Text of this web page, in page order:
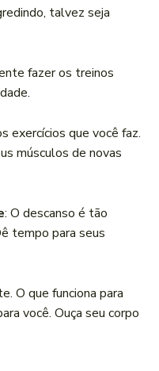
talvez seja
fazer os treinos
exercícios que você faz.
músculos de novas
: O descanso é tão
tempo para seus
O que funciona para
você. Ouça seu corpo